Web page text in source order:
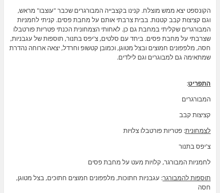
הקונספט יצא ממש מוצלח. קנינו בקצבייה המבורגרים שכבר "עוצבו" מראש,
וגם קציצות קבב קטנות. בבית צרבתי אותם על מחבת פסים. קניתי לחמניות
המבורגרים שקליתי במחבת גם כן. לאחותי הצמחונית הכנתי פטריות פורטבלו
שצרבתי על מחבת פסים. ביחד עם סלטים, צ'יפס בתנור, תוספות של עגבניות,
חסה, מלפפונים חמוצים ובצל מטוגן, וכמובן קטשופ וחרדל, יצאה ארוחה נהדרת
שמתאימה גם למבוגרים וגם לילדים.
התפריט:
המבורגרים
קציצות קבב
לצמחונית: פטריות פורטבלו צלויות
צ'יפס בתנור
לחמניות המבורגר, קלויות מעט על מחבת פסים
תוספות להמבורגר: עגבניות חתוכות, מלפפונים חמוצים חתוכים, בצל מטוגן,
חסה